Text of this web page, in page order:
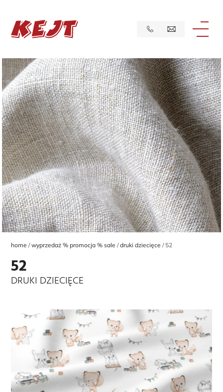
home wyprzedaż % promocja % sale druki dziecięce 52
52
DRUKI DZIECIĘCE